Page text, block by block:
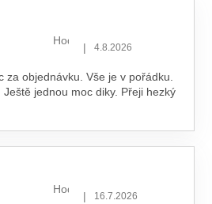
Hodnocení obchodu je 5 z 5
| 4.8.2026
za objednávku. Vše je v pořádku.
jednou moc diky. Přeji hezký
Hodnocení obchodu je 5 z 5
| 16.7.2026